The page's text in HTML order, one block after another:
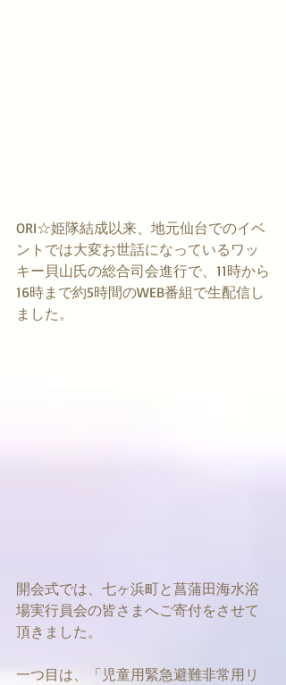
ORI☆姫隊結成以来、地元仙台でのイベ
ントでは大変お世話になっているワッ
キー貝山氏の総合司会進行で、11時から
16時まで約5時間のWEB番組で生配信し
ました。
開会式では、七ヶ浜町と菖蒲田海水浴
場実行員会の皆さまへご寄付をさせて
頂きました。
一つ目は、「児童用緊急避難非常用リ